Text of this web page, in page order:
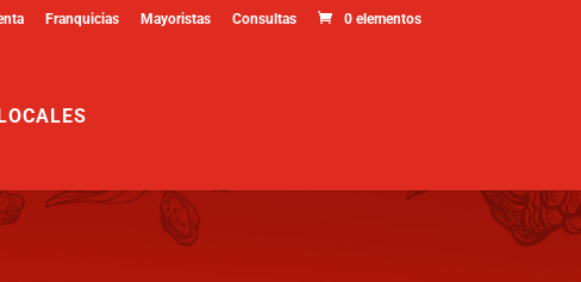
Franquicias Mayoristas Consultas 0 elementos